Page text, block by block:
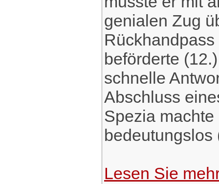
genialen Zug
beförderte
schnelle
Abschluss
Spezia
bedeutungslos
Lesen Sie